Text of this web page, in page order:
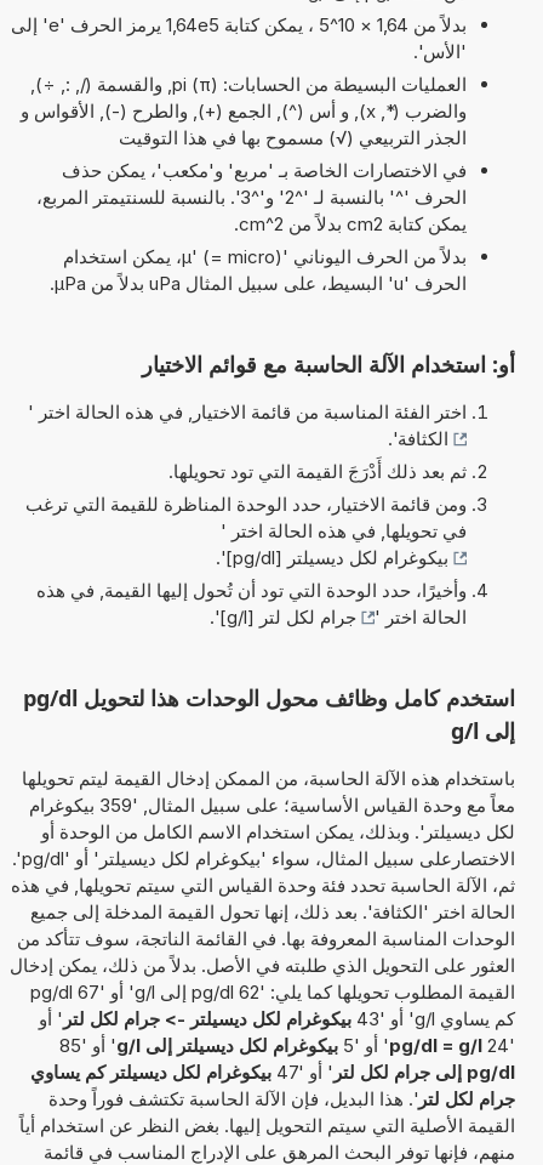
بدلاً من 1,64 × 10^5 ، يمكن كتابة 1,64e5 يرمز الحرف 'e' إلى
'الأس'.
العمليات البسيطة من الحسابات: pi (π), والقسمة (/, :, ÷),
والضرب (*, x), و أس (^), الجمع (+), والطرح (-), الأقواس و
الجذر التربيعي (√) مسموح بها في هذا التوقيت
في الاختصارات الخاصة بـ 'مربع' و'مكعب'، يمكن حذف
الحرف '^' بالنسبة لـ '^2' و'^3'. بالنسبة للسنتيمتر المربع،
يمكن كتابة cm2 بدلاً من cm^2.
بدلاً من الحرف اليوناني 'µ' (= micro)، يمكن استخدام
الحرف 'u' البسيط، على سبيل المثال uPa بدلاً من µPa.
أو: استخدام الآلة الحاسبة مع قوائم الاختيار
اختر الفئة المناسبة من قائمة الاختيار, في هذه الحالة اختر '
الكثافة'.
ثم بعد ذلك أَدْرَجَ القيمة التي تود تحويلها.
ومن قائمة الاختيار، حدد الوحدة المناظرة للقيمة التي ترغب
في تحويلها, في هذه الحالة اختر '
بيكوغرام لكل ديسيلتر [pg/dl]
'.
وأخيرًا، حدد الوحدة التي تود أن تُحول إليها القيمة, في هذه
الحالة اختر '
جرام لكل لتر [g/l] '.
استخدم كامل وظائف محول الوحدات هذا لتحويل pg/dl
إلى g/l
باستخدام هذه الآلة الحاسبة، من الممكن إدخال القيمة ليتم تحويلها
معاً مع وحدة القياس الأساسية؛ على سبيل المثال, '359 بيكوغرام
لكل ديسيلتر'. وبذلك، يمكن استخدام الاسم الكامل من الوحدة أو
الاختصارعلى سبيل المثال، سواء 'بيكوغرام لكل ديسيلتر' أو 'pg/dl'.
ثم، الآلة الحاسبة تحدد فئة وحدة القياس التي سيتم تحويلها, في هذه
الحالة اختر 'الكثافة'. بعد ذلك، إنها تحول القيمة المدخلة إلى جميع
الوحدات المناسبة المعروفة بها. في القائمة الناتجة، سوف تتأكد من
العثور على التحويل الذي طلبته في الأصل. بدلاً من ذلك، يمكن إدخال
القيمة المطلوب تحويلها كما يلي: '62 pg/dl إلى g/l' أو '67 pg/dl
كم يساوي g/l' أو '43
بيكوغرام لكل ديسيلتر -> جرام لكل لتر ' أو
'24
pg/dl = g/l' أو '5 بيكوغرام لكل ديسيلتر إلى g/l
' أو '85
pg/dl إلى جرام لكل لتر
' أو '47
بيكوغرام لكل ديسيلتر كم يساوي
جرام لكل لتر '. هذا البديل، فإن الآلة الحاسبة تكتشف فوراً وحدة
القيمة الأصلية التي سيتم التحويل إليها. بغض النظر عن استخدام أياً
منهم، فإنها توفر البحث المرهق على الإدراج المناسب في قائمة